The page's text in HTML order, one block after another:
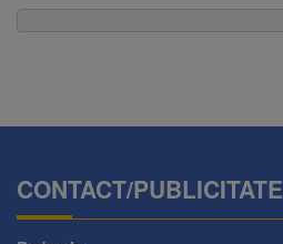
CONTACT/PUBLICITATE